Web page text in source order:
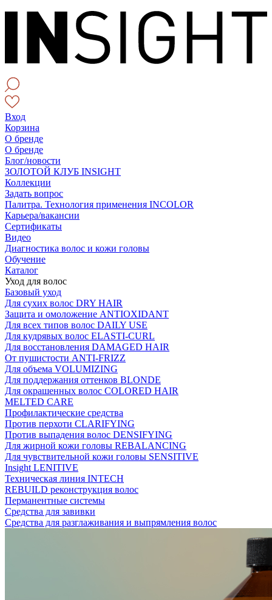
Вход
Корзина
О бренде
О бренде
Блог/новости
ЗОЛОТОЙ КЛУБ INSIGHT
Коллекции
Задать вопрос
Палитра. Технология применения INCOLOR
Карьера/вакансии
Сертификаты
Видео
Диагностика волос и кожи головы
Обучение
Каталог
Уход для волос
Базовый уход
Для сухих волос DRY HAIR
Защита и омоложение ANTIOXIDANT
Для всех типов волос DAILY USE
Для кудрявых волос ELASTI-CURL
Для восстановления DAMAGED HAIR
От пушистости ANTI-FRIZZ
Для объема VOLUMIZING
Для поддержания оттенков BLONDE
Для окрашенных волос COLORED HAIR
MELTED CARE
Профилактические средства
Против перхоти CLARIFYING
Против выпадения волос DENSIFYING
Для жирной кожи головы REBALANCING
Для чувствительной кожи головы SENSITIVE
Insight LENITIVE
Техническая линия INTECH
REBUILD реконструкция волос
Перманентные системы
Средства для завивки
Средства для разглаживания и выпрямления волос